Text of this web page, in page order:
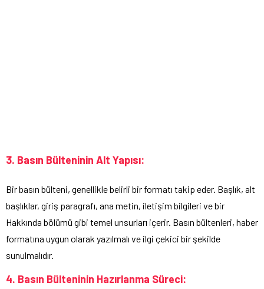
3. Basın Bülteninin Alt Yapısı:
Bir basın bülteni, genellikle belirli bir formatı takip eder. Başlık, alt
başlıklar, giriş paragrafı, ana metin, iletişim bilgileri ve bir
Hakkında bölümü gibi temel unsurları içerir. Basın bültenleri, haber
formatına uygun olarak yazılmalı ve ilgi çekici bir şekilde
sunulmalıdır.
4. Basın Bülteninin Hazırlanma Süreci: